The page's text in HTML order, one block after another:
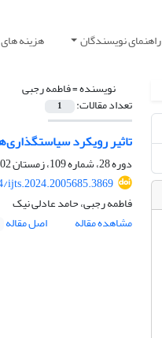
راهنمای نویسندگان هزینه
نویسنده =فاطمه رجبی
تعداد مقالات: 1
تاثیر رویکرد
دوره 28، شماره 109، زمستان 1402، صفحه
ijts.2024.2005685.3869
فاطمه رجبی، حامد عادلی نیک
مشاهده مقاله
اصل مقاله